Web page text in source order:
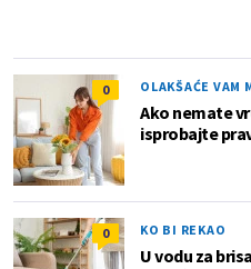
0 OLAKŠAĆE VAM
Ako nemate
isprobajte
0 KO BI REKAO
U vodu za